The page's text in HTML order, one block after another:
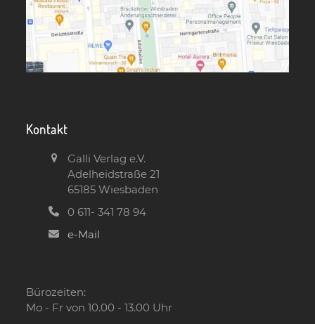
Kontakt
Galli Verlag e.V.
Adelheidstraße 21
65185 Wiesbaden
0 611- 341 78 94
e-Mail
Bürozeiten:
Mo - Fr von 10.00 - 13.00 Uhr